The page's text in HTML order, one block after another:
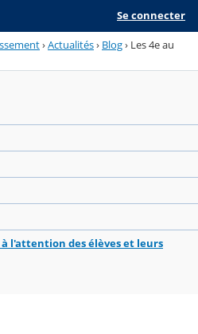
Se connecter
›Actualités› Blog› Les 4e au
l'attention des élèves et leurs